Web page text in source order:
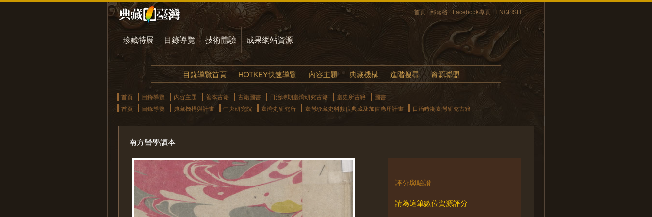
首頁 部落格 Facebook專頁 ENGLISH
珍藏特展 目錄導覽 技術體驗 成果網站資源
目錄導覽首頁 HOTKEY快速導覽 內容主題 典藏機構 進階搜尋 資源聯盟
首頁 目錄導覽 內容主題 善本古籍 古籍圖書 日治時期臺灣研究古籍 臺史所古籍
圖書
首頁
目錄導覽 典藏機構與計畫 中央研究院 臺灣史研究所 臺灣珍藏史料數位典藏及加值應用計畫 日治時期臺灣研究古籍
南方醫學讀本
評分與驗證
請為這筆數位資源評分